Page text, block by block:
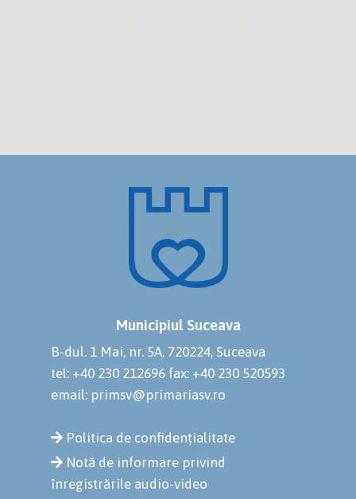
Municipiul Suceava
B-dul. 1 Mai, nr. 5A, 720224, Suceava
tel: +40 230 212696 fax: +40 230 520593
email: primsv@primariasv.ro
Politica de confidențialitate
Notă de informare privind
înregistrările audio-video